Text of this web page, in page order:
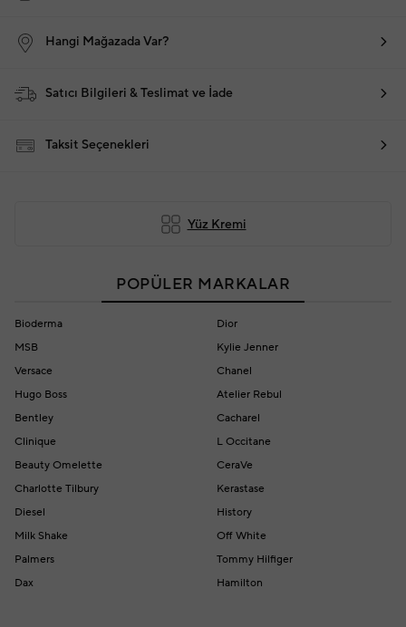
Hangi Mağazada Var?
Satıcı Bilgileri & Teslimat ve İade
Taksit Seçenekleri
Yüz Kremi
POPÜLER MARKALAR
Bioderma
Dior
MSB
Kylie Jenner
Versace
Chanel
Hugo Boss
Atelier Rebul
Bentley
Cacharel
Clinique
L Occitane
Beauty Omelette
CeraVe
Charlotte Tilbury
Kerastase
Diesel
History
Milk Shake
Off White
Palmers
Tommy Hilfiger
Dax
Hamilton